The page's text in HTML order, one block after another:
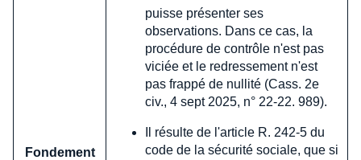
Fondement
puisse présenter ses
observations. Dans ce cas, la
procédure de contrôle n'est pas
viciée et le redressement n'est
pas frappé de nullité (Cass. 2e
civ., 4 sept 2025, n° 22-22. 989).
Il résulte de l'article R. 242-5 du
code de la sécurité sociale, que si